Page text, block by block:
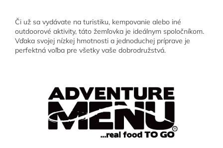
Či už sa vydávate na turistiku, kempovanie alebo iné
outdoorové aktivity, táto žemľovka je ideálnym spoločníkom.
Vďaka svojej nízkej hmotnosti a jednoduchej príprave je
perfektná voľba pre všetky vaše dobrodružstvá.